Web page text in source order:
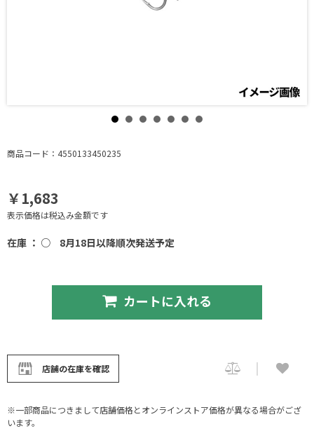
商品コード：4550133450235
￥1,683
表示価格は税込み金額です
在庫 ： ○ 8月18日以降順次発送予定
カートに入れる
店舗の在庫を確認
※一部商品につきまして店舗価格とオンラインストア価格が異なる場合がござ
います。